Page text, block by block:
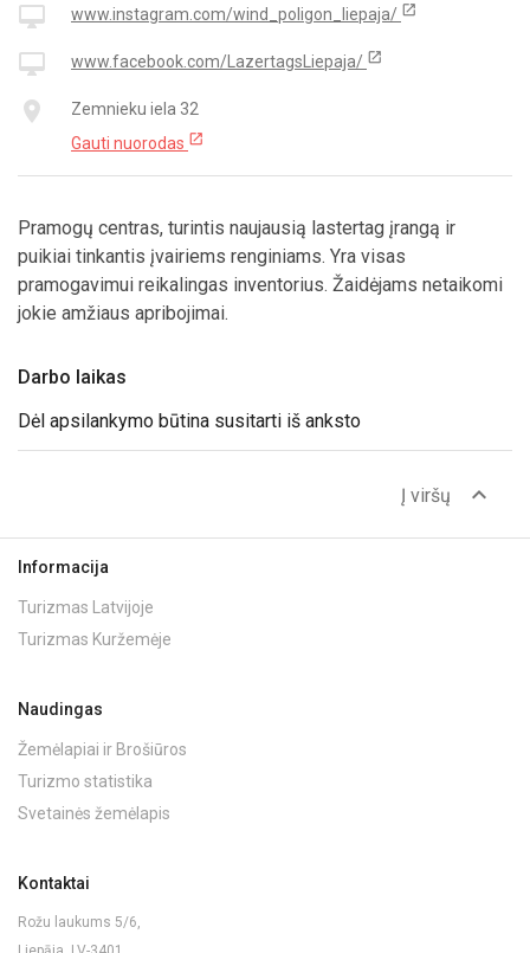
Darbo laikas
Dėl apsilankymo būtina susitarti iš anksto
desktop_mac www.instagram.com/wind_poligon_liepaja/ open_in_new
desktop_mac www.facebook.com/LazertagsLiepaja/ open_in_new
place
Zemnieku iela 32
Gauti nuorodas open_in_new
Pramogų centras, turintis naujausią lastertag įrangą ir
puikiai tinkantis įvairiems renginiams. Yra visas
pramogavimui reikalingas inventorius. Žaidėjams netaikomi
jokie amžiaus apribojimai.
Į viršų expand_less
Informacija
Turizmas Latvijoje
Turizmas Kuržemėje
Naudingas
Žemėlapiai ir Brošiūros
Turizmo statistika
Svetainės žemėlapis
Kontaktai
Rožu laukums 5/6,